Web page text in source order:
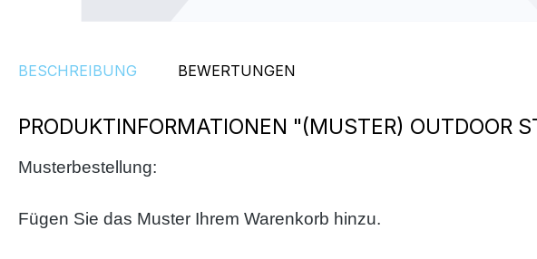
BESCHREIBUNG BEWERTUNGEN
PRODUKTINFORMATIONEN "(MUSTER) OUTDOOR
Musterbestellung:
Fügen Sie das Muster Ihrem Warenkorb hinzu.